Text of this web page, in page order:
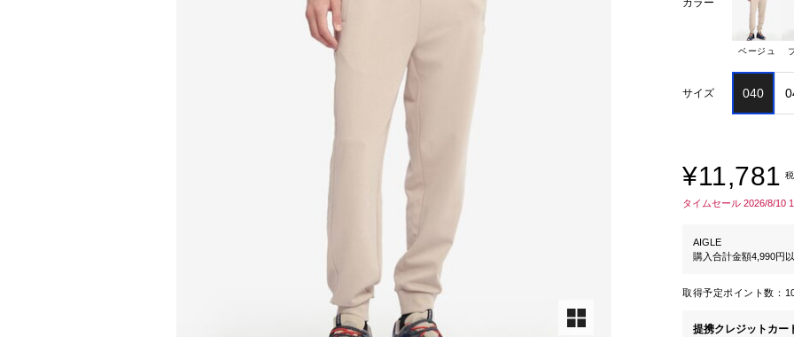
カラー
ベージュ
サイズ 040
¥11,781
タイムセール 2026/8/10
AIGLE
購入合計金額4,990円
取得予定ポイント数：
提携クレジットカー